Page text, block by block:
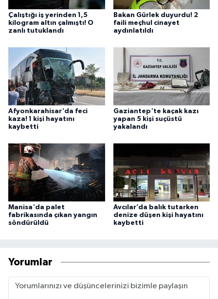
Çalıştığı iş yerinden 1,5
kilogram altın çalmıştı! O
zanlı tutuklandı
Bakan Gürlek duyurdu! 2
faili meçhul cinayet
aydınlatıldı
Afyonkarahisar'da feci
kaza! 1 kişi hayatını
kaybetti
Gaziantep'te kaçak kazı
yapan 5 kişi suçüstü
yakalandı
Manisa'da palet
fabrikasında çıkan yangın
söndürüldü
Avcılar’da balık tutarken
denize düşen kişi hayatını
kaybetti
Yorumlar